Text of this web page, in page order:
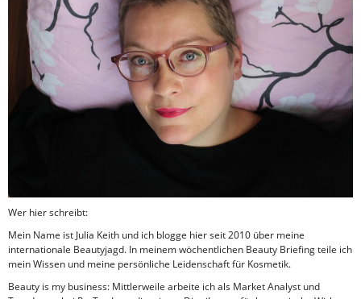
Wer hier schreibt:
Mein Name ist Julia Keith und ich blogge hier seit 2010 über meine
internationale Beautyjagd. In meinem wöchentlichen Beauty Briefing teile ich
mein Wissen und meine persönliche Leidenschaft für Kosmetik.
Beauty is my business: Mittlerweile arbeite ich als Market Analyst und